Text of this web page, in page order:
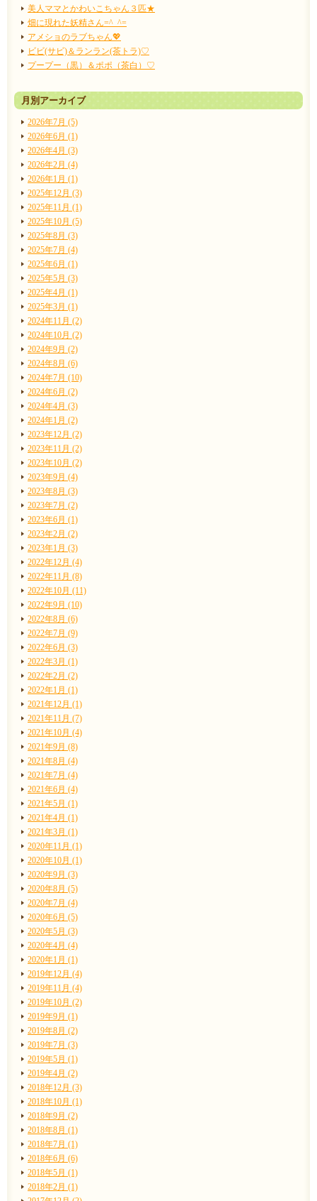
美人ママとかわいこちゃん３匹★
畑に現れた妖精さん=^_^=
アメショのラブちゃん💖
ビビ(サビ)＆ランラン(茶トラ)♡
プープー（黒）＆ポポ（茶白）♡
月別アーカイブ
2026年7月 (5)
2026年6月 (1)
2026年4月 (3)
2026年2月 (4)
2026年1月 (1)
2025年12月 (3)
2025年11月 (1)
2025年10月 (5)
2025年8月 (3)
2025年7月 (4)
2025年6月 (1)
2025年5月 (3)
2025年4月 (1)
2025年3月 (1)
2024年11月 (2)
2024年10月 (2)
2024年9月 (2)
2024年8月 (6)
2024年7月 (10)
2024年6月 (2)
2024年4月 (3)
2024年1月 (2)
2023年12月 (2)
2023年11月 (2)
2023年10月 (2)
2023年9月 (4)
2023年8月 (3)
2023年7月 (2)
2023年6月 (1)
2023年2月 (2)
2023年1月 (3)
2022年12月 (4)
2022年11月 (8)
2022年10月 (11)
2022年9月 (10)
2022年8月 (6)
2022年7月 (9)
2022年6月 (3)
2022年3月 (1)
2022年2月 (2)
2022年1月 (1)
2021年12月 (1)
2021年11月 (7)
2021年10月 (4)
2021年9月 (8)
2021年8月 (4)
2021年7月 (4)
2021年6月 (4)
2021年5月 (1)
2021年4月 (1)
2021年3月 (1)
2020年11月 (1)
2020年10月 (1)
2020年9月 (3)
2020年8月 (5)
2020年7月 (4)
2020年6月 (5)
2020年5月 (3)
2020年4月 (4)
2020年1月 (1)
2019年12月 (4)
2019年11月 (4)
2019年10月 (2)
2019年9月 (1)
2019年8月 (2)
2019年7月 (3)
2019年5月 (1)
2019年4月 (2)
2018年12月 (3)
2018年10月 (1)
2018年9月 (2)
2018年8月 (1)
2018年7月 (1)
2018年6月 (6)
2018年5月 (1)
2018年2月 (1)